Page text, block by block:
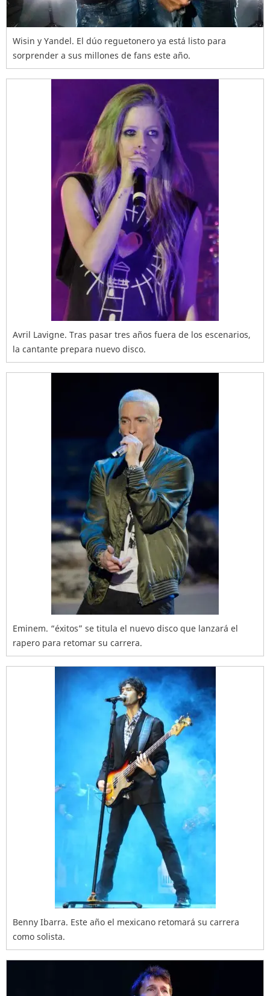
Wisin y Yandel. El dúo reguetonero ya está listo para
sorprender a sus millones de fans este año.
Avril Lavigne. Tras pasar tres años fuera de los escenarios,
la cantante prepara nuevo disco.
Eminem. “éxitos” se titula el nuevo disco que lanzará el
rapero para retomar su carrera.
Benny Ibarra. Este año el mexicano retomará su carrera
como solista.